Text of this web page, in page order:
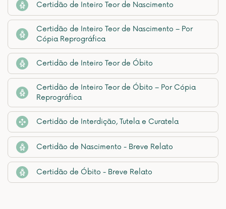
Certidão de Inteiro Teor de Nascimento
Certidão de Inteiro Teor de Nascimento – Por
Cópia Reprográfica
Certidão de Inteiro Teor de Óbito
Certidão de Inteiro Teor de Óbito – Por Cópia
Reprográfica
Certidão de Interdição, Tutela e Curatela
Certidão de Nascimento - Breve Relato
Certidão de Óbito - Breve Relato